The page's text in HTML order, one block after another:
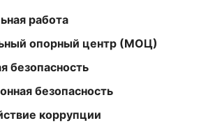
работа
опорный центр (МОЦ)
безопасность
безопасность
коррупции